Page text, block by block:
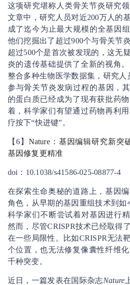
这项研究堪称人类骨关节炎研究领
文章中，研究人员对近200万人的
成了迄今为止最大规模的全基因
他们挖掘出了超过900个与骨关节
超过500个是首次被发现的，这无
炎的遗传基础提供了全新的视角
整合多种生物医学数据集，研究人
参与骨关节炎发病过程的基因，
的蛋白质已经成为了现有获批药
着，科学家们有望通过药物再利
疗按下“快进键”。
【6】 Nature：基因编辑研究新突
基因修复更精准
doi：10.1038/s41586-025-08877-4
在探索生命奥秘的道路上，基因
角色，从早期的基因重组技术到如
科学家们不断尝试着对基因进行精
然而，尽管CRISPR技术已经取得
在一些局限性。比如CRISPR无法
个位置，也无法修复像囊性纤维
千种突变。
近日，一篇发表在国际杂志Nature